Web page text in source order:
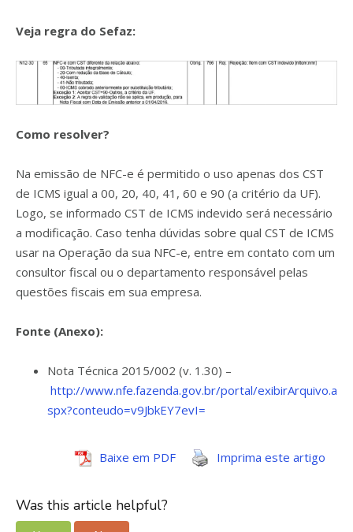
Veja regra do Sefaz:
Como resolver?
Na emissão de NFC-e é permitido o uso apenas dos CST
de ICMS igual a 00, 20, 40, 41, 60 e 90 (a critério da UF).
Logo, se informado CST de ICMS indevido será necessário
a modificação. Caso tenha dúvidas sobre qual CST de ICMS
usar na Operação da sua NFC-e, entre em contato com um
consultor fiscal ou o departamento responsável pelas
questões fiscais em sua empresa.
Fonte (Anexo):
Nota Técnica 2015/002 (v. 1.30) –
http://www.nfe.fazenda.gov.br/portal/exibirArquivo.a
spx?conteudo=v9JbkEY7evI=
Baixe em PDF Imprima este artigo
Was this article helpful?